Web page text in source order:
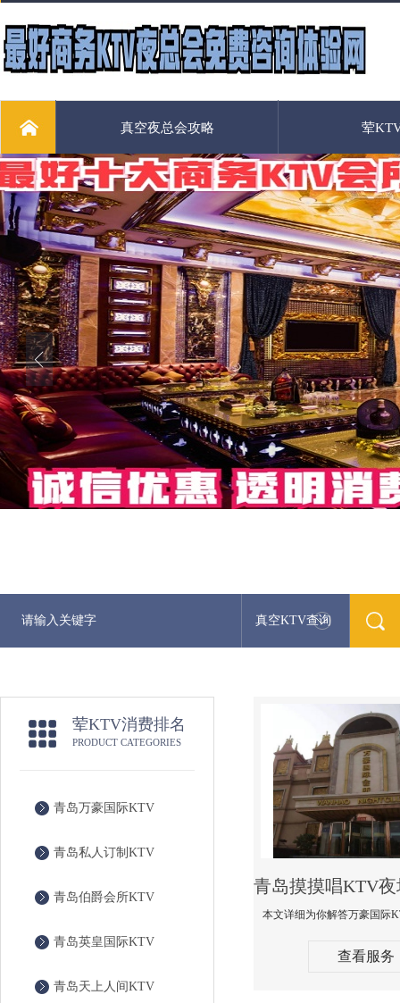
真空夜总会攻略 荤
真空KTV查询
荤KTV消费排名
PRODUCT CATEGORIES
青岛万豪国际KTV
青岛私人订制KTV
青岛伯爵会所KTV
青岛英皇国际KTV
青岛天上人间KTV
查看服务